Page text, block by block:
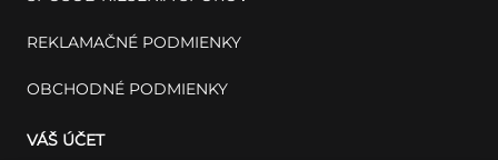
REKLAMAČNÉ PODMIENKY
OBCHODNÉ PODMIENKY
VÁŠ ÚČET